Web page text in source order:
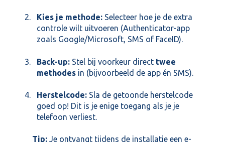
Kies je methode: Selecteer hoe je de extra
controle wilt uitvoeren (Authenticator-app
zoals Google/Microsoft, SMS of FaceID).
Back-up: Stel bij voorkeur direct twee
methodes in (bijvoorbeeld de app én SMS).
Herstelcode: Sla de getoonde herstelcode
goed op! Dit is je enige toegang als je je
telefoon verliest.
Tip: Je ontvangt tijdens de installatie een e-